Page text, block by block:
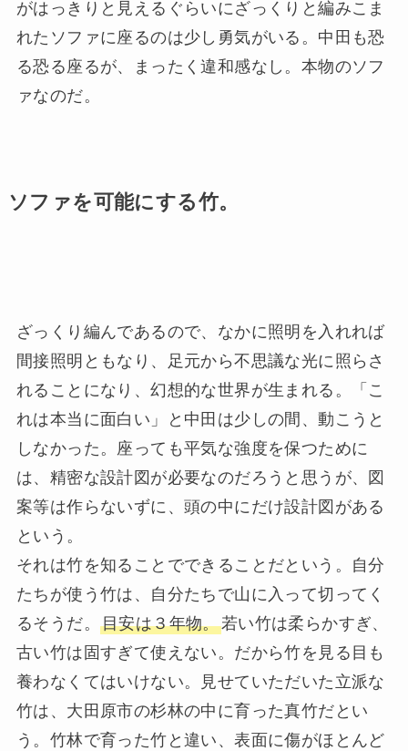
がはっきりと見えるぐらいにざっくりと編みこま
れたソファに座るのは少し勇気がいる。中田も恐
る恐る座るが、まったく違和感なし。本物のソフ
ァなのだ。
ソファを可能にする竹。
ざっくり編んであるので、なかに照明を入れれば
間接照明ともなり、足元から不思議な光に照らさ
れることになり、幻想的な世界が生まれる。「こ
れは本当に面白い」と中田は少しの間、動こうと
しなかった。座っても平気な強度を保つために
は、精密な設計図が必要なのだろうと思うが、図
案等は作らないずに、頭の中にだけ設計図がある
という。
それは竹を知ることでできることだという。自分
たちが使う竹は、自分たちで山に入って切ってく
るそうだ。 目安は３年物。若い竹は柔らかすぎ、
古い竹は固すぎて使えない。だから竹を見る目も
養わなくてはいけない。見せていただいた立派な
竹は、大田原市の杉林の中に育った真竹だとい
う。竹林で育った竹と違い、表面に傷がほとんど